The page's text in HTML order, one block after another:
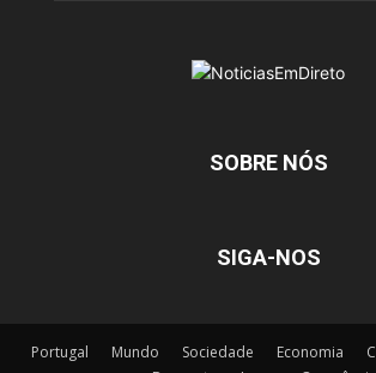
SOBRE NÓS
SIGA-NOS
Portugal Mundo Sociedade Economia